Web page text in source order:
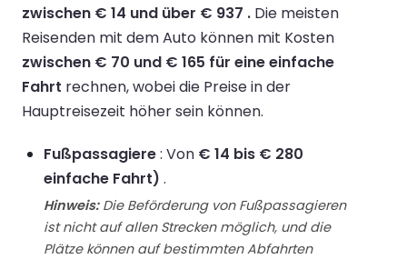
zwischen € 14 und über € 937 . Die meisten
Reisenden mit dem Auto können mit Kosten
zwischen € 70 und € 165 für eine einfache
Fahrt rechnen, wobei die Preise in der
Hauptreisezeit höher sein können.
Fußpassagiere: Von € 14 bis € 280
einfache Fahrt) .
Hinweis:Die Beförderung von Fußpassagieren
ist nicht auf allen Strecken möglich, und die
Plätze können auf bestimmten Abfahrten